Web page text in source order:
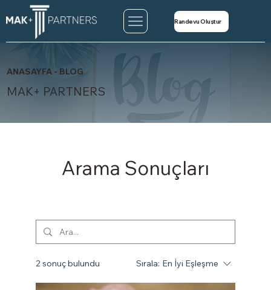
Randevu Oluştur
2 sonuç bulundu Sırala: En İyi Eşleşme
Arama Sonuçları
ANASAYFA - BLOG
MAK+ PARTNERS